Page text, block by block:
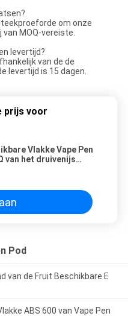
om onze
MOQ-vereiste.
levertijd?
van de de
levertijd is 15 dagen.
prijs voor
Vlakke Vape Pen
van het druivenijs
Pod
van de Fruit Beschikbare E
ABS 600 van Vape Pen